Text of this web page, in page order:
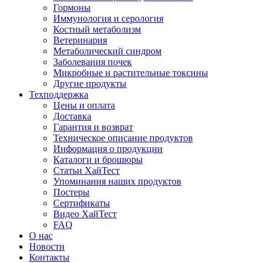
Гормоны
Иммунология и серология
Костный метаболизм
Ветеринария
Метаболический синдром
Заболевания почек
Микробные и растительные токсины
Другие продукты
Техподдержка
Цены и оплата
Доставка
Гарантия и возврат
Техническое описание продуктов
Информация о продукции
Каталоги и брошюры
Статьи ХайТест
Упоминания наших продуктов
Постеры
Сертификаты
Видео ХайТест
FAQ
О нас
Новости
Контакты